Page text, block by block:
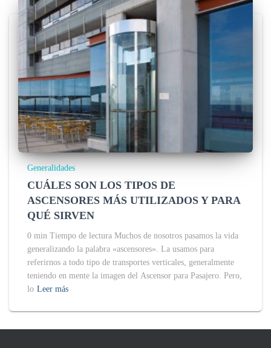
Generalidades
CUÁLES SON LOS TIPOS DE
ASCENSORES MÁS UTILIZADOS Y PARA
QUÉ SIRVEN
0 min Tiempo de lectura Muchos de nosotros pasamos la vida
generalizando la palabra «ascensores». La usamos para
referirnos a todo tipo de transportes verticales, generalmente
teniendo en mente la imagen del Ascensor para Pasajero. Pero,
lo Leer más